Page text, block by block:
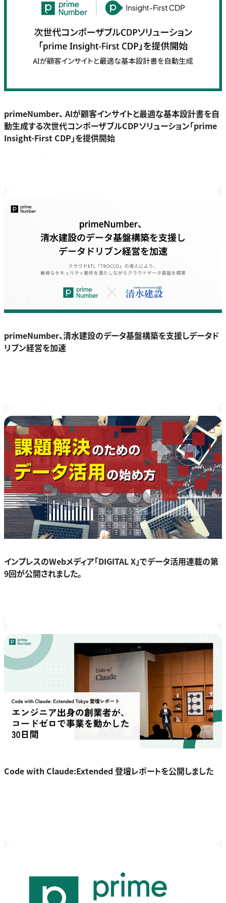
primeNumber、 AIが顧客インサイトと最適な基本設計書を自
動生成する次世代コンポーザブルCDPソリューション「prime
Insight-First CDP」を提供開始
primeNumber、清水建設のデータ基盤構築を支援しデータド
リブン経営を加速
インプレスのWebメディア「DIGITAL X」でデータ活用連載の第
9回が公開されました。
Code with Claude:Extended 登壇レポートを公開しました